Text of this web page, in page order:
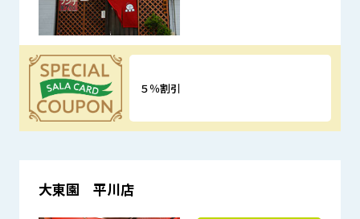
優待特典
５％割引
大東園 平川店